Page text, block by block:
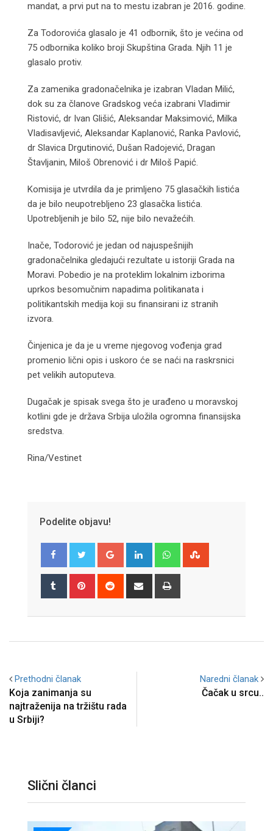
mandat, a prvi put na to mestu izabran je 2016. godine.
Za Todorovića glasalo je 41 odbornik, što je većina od
75 odbornika koliko broji Skupština Grada. Njih 11 je
glasalo protiv.
Za zamenika gradonačelnika je izabran Vladan Milić,
dok su za članove Gradskog veća izabrani Vladimir
Ristović, dr Ivan Glišić, Aleksandar Maksimović, Milka
Vladisavljević, Aleksandar Kaplanović, Ranka Pavlović,
dr Slavica Drgutinović, Dušan Radojević, Dragan
Štavljanin, Miloš Obrenović i dr Miloš Papić.
Komisija je utvrdila da je primljeno 75 glasačkih listića
da je bilo neupotrebljeno 23 glasačka listića.
Upotrebljenih je bilo 52, nije bilo nevažećih.
Inače, Todorović je jedan od najuspešnijih
gradonačelnika gledajući rezultate u istoriji Grada na
Moravi. Pobedio je na proteklim lokalnim izborima
uprkos besomučnim napadima politikanata i
politikantskih medija koji su finansirani iz stranih
izvora.
Činjenica je da je u vreme njegovog vođenja grad
promenio lični opis i uskoro će se naći na raskrsnici
pet velikih autoputeva.
Dugačak je spisak svega što je urađeno u moravskoj
kotlini gde je država Srbija uložila ogromna finansijska
sredstva.
Rina/Vestinet
Podelite objavu!
Google+ LinkedIn Whatsapp
Tumblr Pinterest Reddit
Share
Prethodni članak
Koja zanimanja su
najtraženija na tržištu rada
u Srbiji?
Naredni članak
Čačak u srcu..
Slični članci